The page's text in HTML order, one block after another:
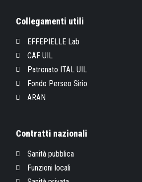
Collegamenti utili
EFFEPIELLE Lab
CAF UIL
Patronato ITAL UIL
Fondo Perseo Sirio
ARAN
Contratti nazionali
Sanità pubblica
Funzioni locali